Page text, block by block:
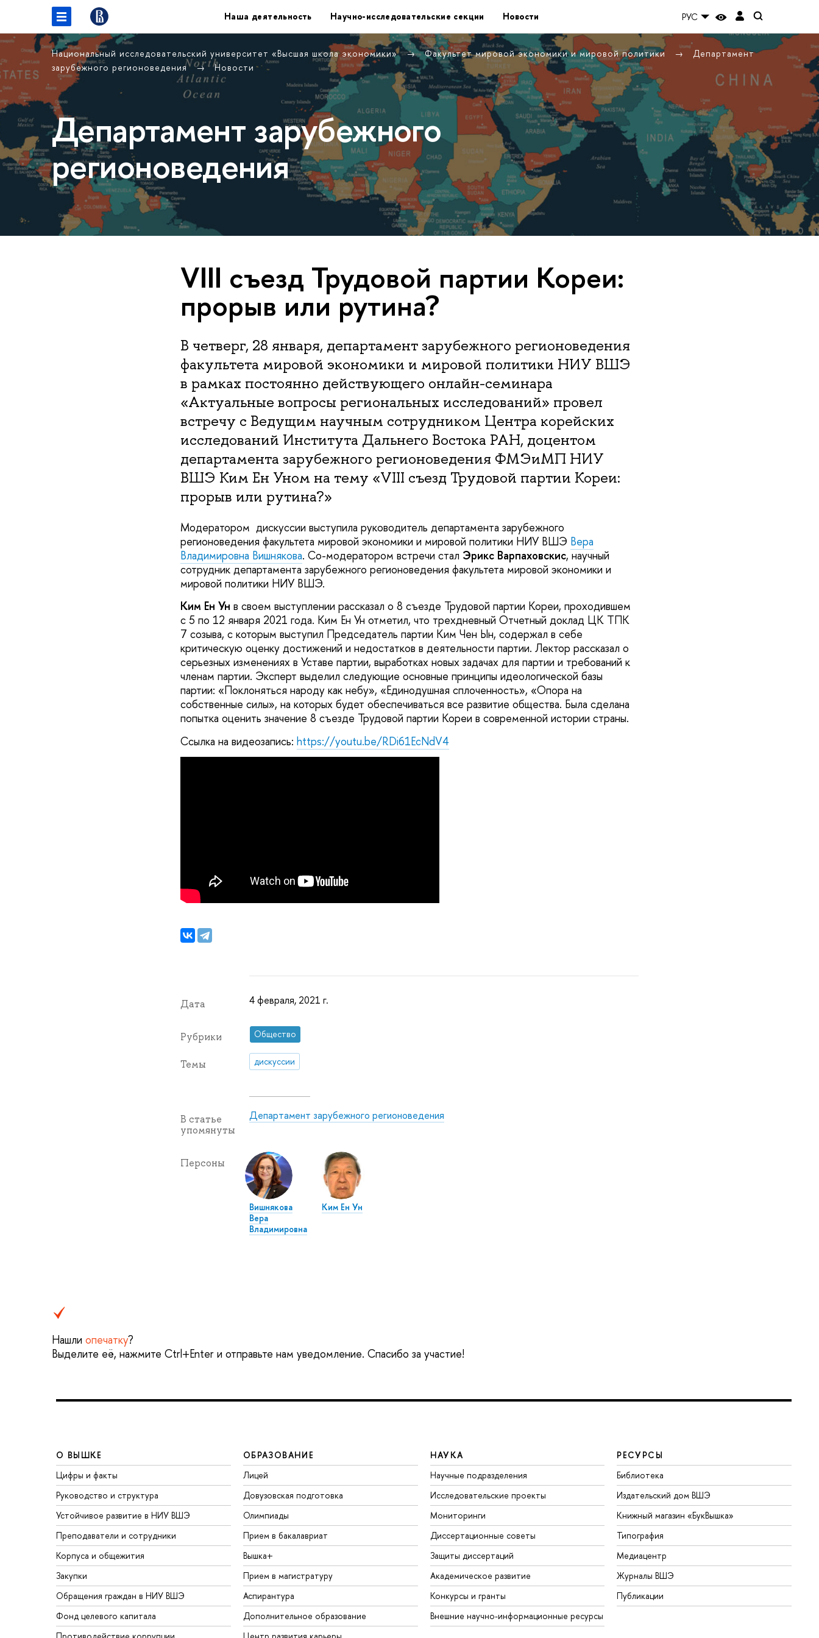
Наша деятельность Научно-исследовательские секции Новости РУС
Национальный исследовательский университет «Высшая школа экономики» Факультет мировой экономики и мировой политики
Департамент
зарубежного регионоведения
Новости
Департамент зарубежного
регионоведения
VIII съезд Трудовой партии Кореи:
прорыв или рутина?
В четверг, 28 января, департамент зарубежного регионоведения
факультета мировой экономики и мировой политики НИУ ВШЭ
в рамках постоянно действующего онлайн-семинара
«Актуальные вопросы региональных исследований» провел
встречу с Ведущим научным сотрудником Центра корейских
исследований Института Дальнего Востока РАН, доцентом
департамента зарубежного регионоведения ФМЭиМП НИУ
ВШЭ Ким Ен Уном на тему «VIII съезд Трудовой партии Кореи:
прорыв или рутина?»
Модератором дискуссии выступила руководитель департамента зарубежного
регионоведения факультета мировой экономики и мировой политики НИУ ВШЭ Вера
Владимировна Вишнякова. Со-модератором встречи стал Эрикс Варпаховскис, научный
сотрудник департамента зарубежного регионоведения факультета мировой экономики и
мировой политики НИУ ВШЭ.
Ким Ен Ун в своем выступлении рассказал о 8 съезде Трудовой партии Кореи, проходившем
с 5 по 12 января 2021 года. Ким Ен Ун отметил, что трехдневный Отчетный доклад ЦК ТПК
7 созыва, с которым выступил Председатель партии Ким Чен Ын, содержал в себе
критическую оценку достижений и недостатков в деятельности партии. Лектор рассказал о
серьезных изменениях в Уставе партии, выработках новых задачах для партии и требований к
членам партии. Эксперт выделил следующие основные принципы идеологической базы
партии: «Поклоняться народу как небу», «Единодушная сплоченность», «Опора на
собственные силы», на которых будет обеспечиваться все развитие общества. Была сделана
попытка оценить значение 8 съезде Трудовой партии Кореи в современной истории страны.
Ссылка на видеозапись: https://youtu.be/RDi61EcNdV4
Дата 4 февраля, 2021 г.
Рубрики Общество
Темы дискуссии
В статье
упомянуты
Департамент зарубежного регионоведения
Персоны
Вишнякова
Вера
Владимировна
Ким Ен Ун
Нашли опечатку?
Выделите её, нажмите Ctrl+Enter и отправьте нам уведомление. Спасибо за участие!
О ВЫШКЕ
Цифры и факты
Руководство и структура
Устойчивое развитие в НИУ ВШЭ
Преподаватели и сотрудники
Корпуса и общежития
Закупки
Обращения граждан в НИУ ВШЭ
Фонд целевого капитала
Противодействие коррупции
ОБРАЗОВАНИЕ
Лицей
Довузовская подготовка
Олимпиады
Прием в бакалавриат
Вышка+
Прием в магистратуру
Аспирантура
Дополнительное образование
Центр развития карьеры
НАУКА
Научные подразделения
Исследовательские проекты
Мониторинги
Диссертационные советы
Защиты диссертаций
Академическое развитие
Конкурсы и гранты
Внешние научно-информационные ресурсы
РЕСУРСЫ
Библиотека
Издательский дом ВШЭ
Книжный магазин «БукВышка»
Типография
Медиацентр
Журналы ВШЭ
Публикации